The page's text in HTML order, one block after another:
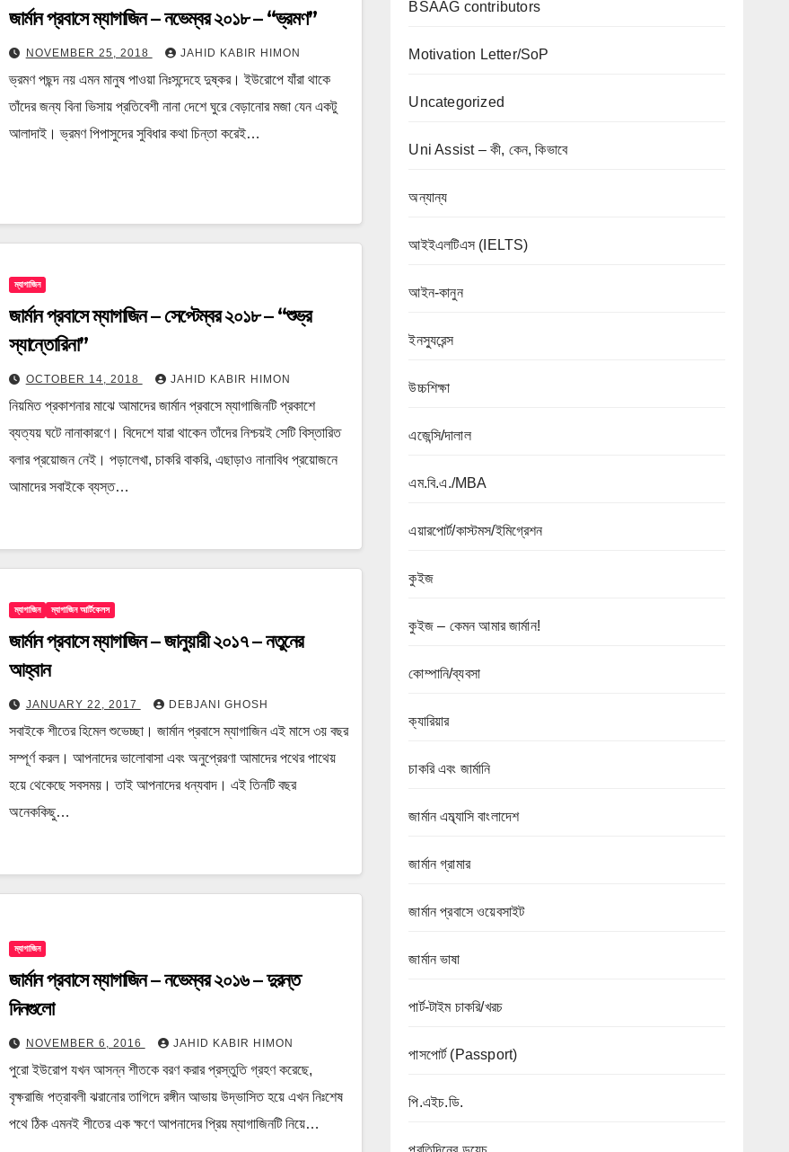
জার্মান প্রবাসে ম্যাগাজিন – নভেম্বর ২০১৮ – “ভ্রমণ”
NOVEMBER 25, 2018 JAHID KABIR HIMON
ভ্রমণ পছন্দ নয় এমন মানুষ পাওয়া নিঃসন্দেহে দুষ্কর। ইউরোপে যাঁরা থাকে
তাঁদের জন্য বিনা ভিসায় প্রতিবেশী নানা দেশে ঘুরে বেড়ানোর মজা যেন একটু
আলাদাই। ভ্রমণ পিপাসুদের সুবিধার কথা চিন্তা করেই…
ম্যাগাজিন
জার্মান প্রবাসে ম্যাগাজিন – সেপ্টেম্বর ২০১৮ – “শুভ্র
স্যান্তোরিনা”
OCTOBER 14, 2018 JAHID KABIR HIMON
নিয়মিত প্রকাশনার মাঝে আমাদের জার্মান প্রবাসে ম্যাগাজিনটি প্রকাশে
ব্যত্যয় ঘটে নানাকারণে। বিদেশে যারা থাকেন তাঁদের নিশ্চয়ই সেটি বিস্তারিত
বলার প্রয়োজন নেই। পড়ালেখা, চাকরি বাকরি, এছাড়াও নানাবিধ প্রয়োজনে
আমাদের সবাইকে ব্যস্ত…
ম্যাগাজিন ম্যাগাজিন আর্টিকেলস
জার্মান প্রবাসে ম্যাগাজিন – জানুয়ারী ২০১৭ – নতুনের
আহ্বান
JANUARY 22, 2017 DEBJANI GHOSH
সবাইকে শীতের হিমেল শুভেচ্ছা। জার্মান প্রবাসে ম্যাগাজিন এই মাসে ৩য় বছর
সম্পূর্ণ করল। আপনাদের ভালোবাসা এবং অনুপ্রেরণা আমাদের পথের পাথেয়
হয়ে থেকেছে সবসময়। তাই আপনাদের ধন্যবাদ। এই তিনটি বছর
অনেককিছু…
ম্যাগাজিন
জার্মান প্রবাসে ম্যাগাজিন – নভেম্বর ২০১৬ – দুরন্ত
দিনগুলো
NOVEMBER 6, 2016 JAHID KABIR HIMON
পুরো ইউরোপ যখন আসন্ন শীতকে বরণ করার প্রস্তুতি গ্রহণ করেছে,
বৃক্ষরাজি পত্রাবলী ঝরানোর তাগিদে রঙ্গীন আভায় উদ্ভাসিত হয়ে এখন নিঃশেষ
পথে ঠিক এমনই শীতের এক ক্ষণে আপনাদের প্রিয় ম্যাগাজিনটি নিয়ে…
BSAAG contributors
Motivation Letter/SoP
Uncategorized
Uni Assist – কী, কেন, কিভাবে
অন্যান্য
আইইএলটিএস (IELTS)
আইন-কানুন
ইনস্যুরেন্স
উচ্চশিক্ষা
এজেন্সি/দালাল
এম.বি.এ./MBA
এয়ারপোর্ট/কাস্টমস/ইমিগ্রেশন
কুইজ
কুইজ – কেমন আমার জার্মান!
কোম্পানি/ব্যবসা
ক্যারিয়ার
চাকরি এবং জার্মানি
জার্মান এম্ব্যাসি বাংলাদেশ
জার্মান গ্রামার
জার্মান প্রবাসে ওয়েবসাইট
জার্মান ভাষা
পার্ট-টাইম চাকরি/খরচ
পাসপোর্ট (Passport)
পি.এইচ.ডি.